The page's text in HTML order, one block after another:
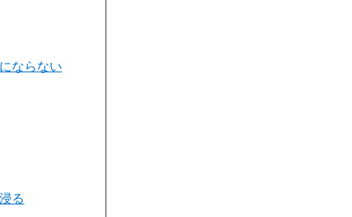
ならない
る